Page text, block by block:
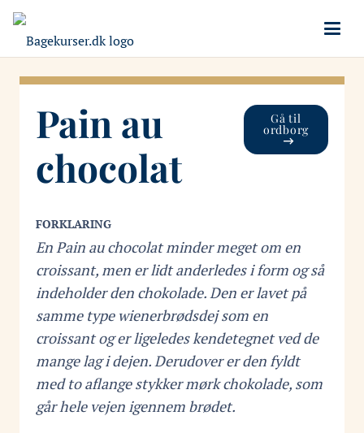
Pain au
chocolat
Gå til
ordborg
FORKLARING
En Pain au chocolat minder meget om en
croissant, men er lidt anderledes i form og så
indeholder den chokolade. Den er lavet på
samme type wienerbrødsdej som en
croissant og er ligeledes kendetegnet ved de
mange lag i dejen. Derudover er den fyldt
med to aflange stykker mørk chokolade, som
går hele vejen igennem brødet.